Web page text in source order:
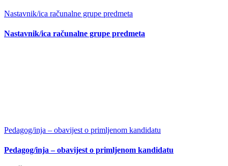
Nastavnik/ica računalne grupe predmeta
Nastavnik/ica računalne grupe predmeta
Pedagog/inja – obavijest o primljenom kandidatu
Pedagog/inja – obavijest o primljenom kandidatu